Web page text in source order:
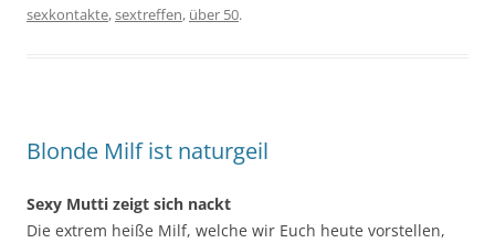
sexkontakte,sextreffen, über 50.
Blonde Milf ist naturgeil
Sexy Mutti zeigt sich nackt
Die extrem heiße Milf, welche wir Euch heute vorstellen,